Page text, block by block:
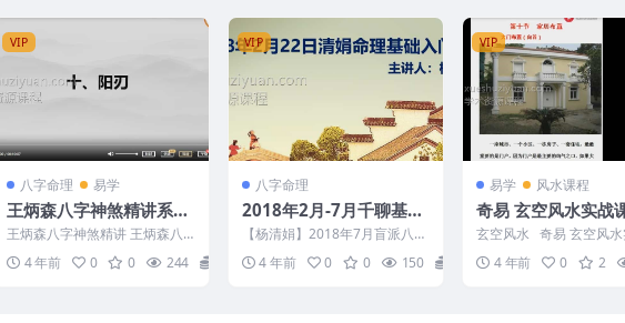
VIP
八字命理 易学
王炳森八字神煞精讲系列
课程视频20集
王炳森八字神煞精讲 王炳森八
字神煞精讲系列课程视频20集
编号： 22w221 ...
4 年前 0 0 244
VIP
八字命理
2018年2月-7月千聊基础
班录音完整版录音+讲义
资料
【杨清娟】2018年7月盲派八字
千聊基础班课程录音18集+PPT
讲义 编码“：8...
4 年前 0 0 150
VIP
易学 风水课程
奇易 玄空风水实战
频24集
玄空风水 奇易 玄空风水
程视频24集 编号：
├──玄...
4 年前 0 2